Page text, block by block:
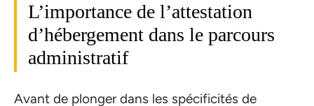
L’importance de l’attestation
d’hébergement dans le parcours
administratif
Avant de plonger dans les spécificités de